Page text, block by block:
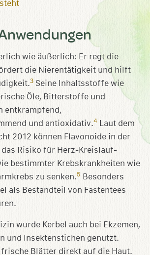
wie äußerlich: Er regt die
die Nierentätigkeit und hilft
3 Seine Inhaltsstoffe wie
Öle, Bitterstoffe und
entkrampfend,
und antioxidativ.4 Laut dem
2012 können Flavonoide in der
das Risiko für Herz-Kreislauf-
bestimmter Krebskrankheiten wie
zu senken.5 Besonders
als Bestandteil von Fastentees
wurde Kerbel auch bei Ekzemen,
und Insektenstichen genutzt.
frische Blätter direkt auf die Haut.